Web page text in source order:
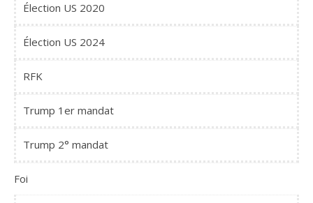
Élection US 2020
Élection US 2024
RFK
Trump 1er mandat
Trump 2° mandat
Foi